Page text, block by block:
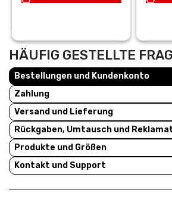
HÄUFIG GESTELLTE
Bestellungen und Kundenkonto
Zahlung
Versand und Lieferung
Rückgaben, Umtausch und
Produkte und Größen
Kontakt und Support